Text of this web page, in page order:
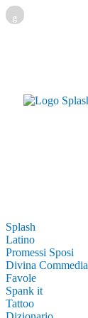
g
Splash
Latino
Promessi Sposi
Divina Commedia
Favole
Spank it
Tattoo